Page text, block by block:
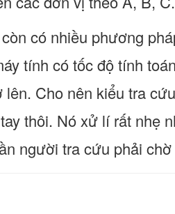
có nhiều phương
tính có tốc độ tính
Cho nên kiểu tra
thôi. Nó xử lí rất nhẹ
người tra cứu phải chờ